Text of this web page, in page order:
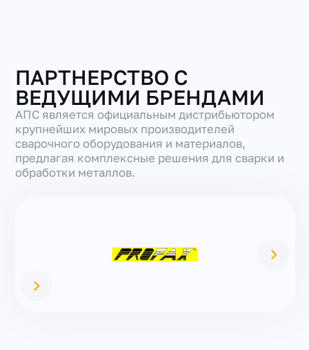
ПАРТНЕРСТВО С
ВЕДУЩИМИ БРЕНДАМИ
АПС является официальным дистрибьютором
крупнейших мировых производителей
сварочного оборудования и материалов,
предлагая комплексные решения для сварки и
обработки металлов.